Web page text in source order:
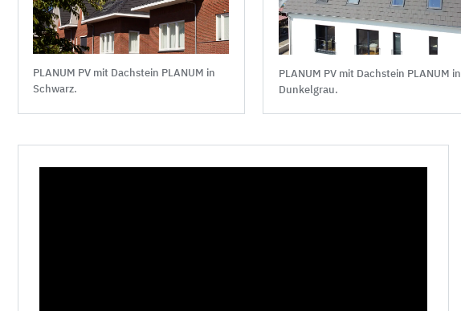
PLANUM PV mit Dachstein PLANUM in
Schwarz.
PLANUM PV mit Dachstein PLANUM in
Dunkelgrau.